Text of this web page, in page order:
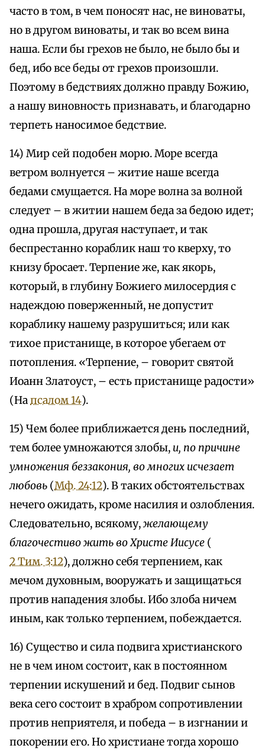
часто в том, в чем поносят нас, не виноваты,
но в другом виноваты, и так во всем вина
наша. Если бы грехов не было, не было бы и
бед, ибо все беды от грехов произошли.
Поэтому в бедствиях должно правду Божию,
а нашу виновность признавать, и благодарно
терпеть наносимое бедствие.
14) Мир сей подобен морю. Море всегда
ветром волнуется – житие наше всегда
бедами смущается. На море волна за волной
следует – в житии нашем беда за бедою идет;
одна прошла, другая наступает, и так
беспрестанно кораблик наш то кверху, то
книзу бросает. Терпение же, как якорь,
который, в глубину Божиего милосердия с
надеждою поверженный, не допустит
кораблику нашему разрушиться; или как
тихое пристанище, в которое убегаем от
потопления. «Терпение, – говорит святой
Иоанн Златоуст, – есть пристанище радости»
(Напсалом 14).
15) Чем более приближается день последний,
тем более умножаются злобы, и, по причине
умножения беззакония, во многих исчезает
любовь (Мф. 24:12). В таких обстоятельствах
нечего ожидать, кроме насилия и озлобления.
Следовательно, всякому,желающему
благочестиво жить во Христе Иисусе (
2 Тим. 3:12), должно себя терпением, как
мечом духовным, вооружать и защищаться
против нападения злобы. Ибо злоба ничем
иным, как только терпением, побеждается.
16) Существо и сила подвига христианского
не в чем ином состоит, как в постоянном
терпении искушений и бед. Подвиг сынов
века сего состоит в храбром сопротивлении
против неприятеля, и победа – в изгнании и
покорении его. Но христиане тогда хорошо